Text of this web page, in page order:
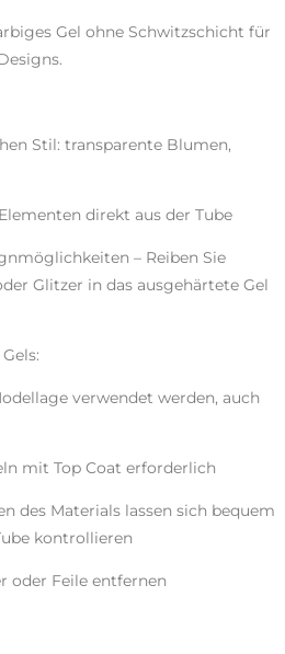
Gel ohne Schwitzschicht für
Stil: transparente Blumen,
direkt aus der Tube
– Reiben Sie
Glitzer in das ausgehärtete Gel
verwendet werden, auch
mit Top Coat erforderlich
des Materials lassen sich bequem
kontrollieren
oder Feile entfernen